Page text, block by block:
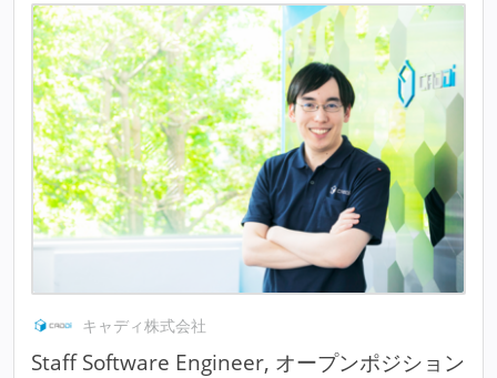
キャディ株式会社
Staff Software Engineer, オープンポジション